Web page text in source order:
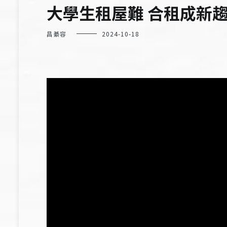
大學生租屋難 合租成新
昌綦容 2024-10-18